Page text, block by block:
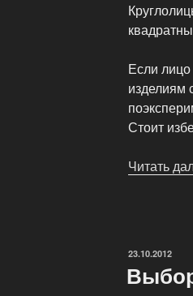
Если лицо
изделиям
Стоит
Читать
23.10.2012